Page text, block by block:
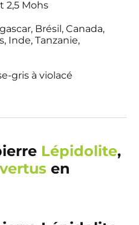
2,5 Mohs
Brésil, Canada,
Inde, Tanzanie,
gris à violacé
Lépidolite,
vertus en